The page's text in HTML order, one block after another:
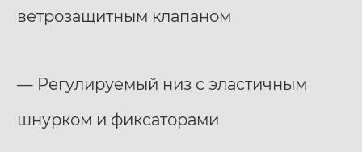
ветрозащитным клапаном
— Регулируемый низ с эластичным
шнурком и фиксаторами